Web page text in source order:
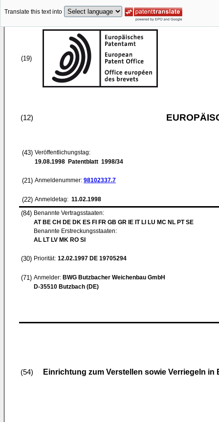
Translate this text into
(19)
(12)
(43) Veröffentlichungstag:
19.08.1998 Patentblatt 1998/34
(21) Anmeldenummer: 98102337.7
(22) Anmeldetag: 11.02.1998
(84) Benannte Vertragsstaaten:
AT BE CH DE DK ES FI FR GB GR IE IT LI LU MC NL PT SE
Benannte Erstreckungsstaaten:
AL LT LV MK RO SI
(30) Priorität: 12.02.1997 DE 19705294
(71) Anmelder: BWG Butzbacher Weichenbau GmbH
D-35510 Butzbach (DE)
(54) Einrichtung zum Verstellen sowie Verriegeln